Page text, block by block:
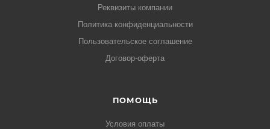
Реквизиты компании
Политика конфиденциальности
Пользовательское соглашение
Договор-оферта
ПОМОЩЬ
Условия оплаты